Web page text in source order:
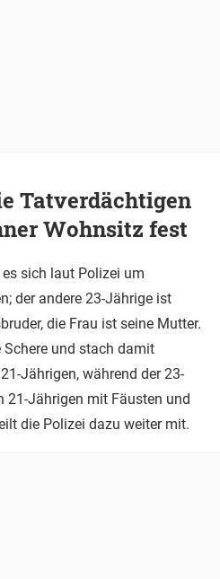
Tatverdächtigen
Wohnsitz fest
sich laut Polizei um
der andere 23-Jährige ist
die Frau ist seine Mutter.
Schere und stach damit
Jährigen, während der 23-
21-Jährigen mit Fäusten und
die Polizei dazu weiter mit.